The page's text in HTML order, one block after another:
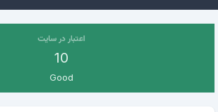
اعتبار در سایت
10
Good